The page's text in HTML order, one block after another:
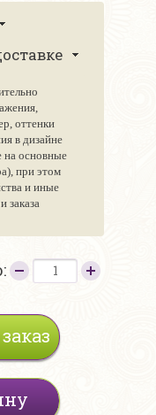
оттенки
в дизайне
на основные
при этом
и иные
заказа